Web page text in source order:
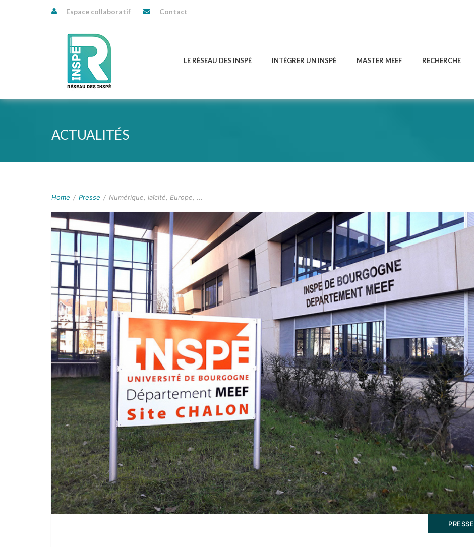
Espace collaboratif Contact
LE RÉSEAU DES INSPÉ INTÉGRER UN INSPÉ MASTER MEEF RECHERCHE
ACTUALITÉS
Home / Presse / Numérique, laïcité, Europe, ...
PRESSE